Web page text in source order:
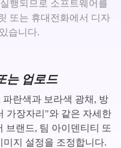
행되므로 소프트웨어를
또는 휴대전화에서 디자
습니다.
는 업로드
란색과 보라색 광채, 방
가장자리"와 같은 자세한
브랜드, 팀 아이덴티티 또
지 설정을 조정합니다.